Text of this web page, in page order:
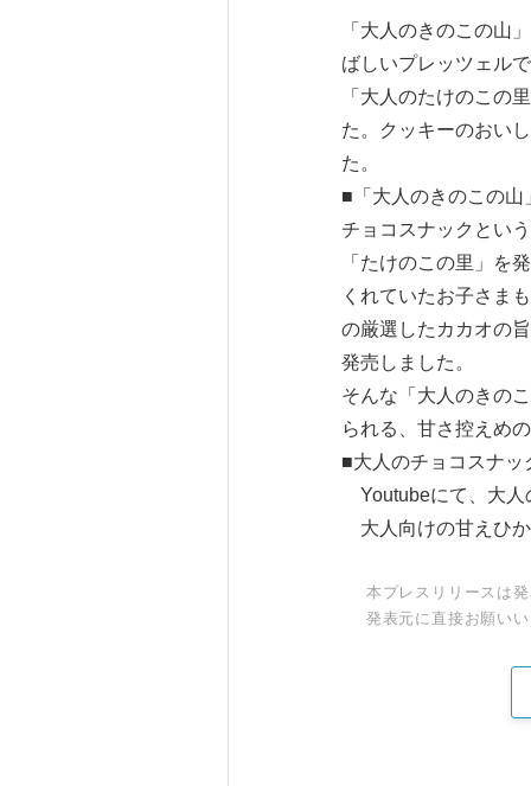
「大人のきのこの山
ばしいプレッツェル
「大人のたけのこの
た。クッキーのおい
た。
■「大人のきのこの
チョコスナックとい
「たけのこの里」を
くれていたお子さま
の厳選したカカオの
発売しました。
そんな「大人のきの
られる、甘さ控えめ
■大人のチョコスナ
Youtubeにて、大人
大人向けの甘えひ
本プレスリリースは
発表元に直接お願い